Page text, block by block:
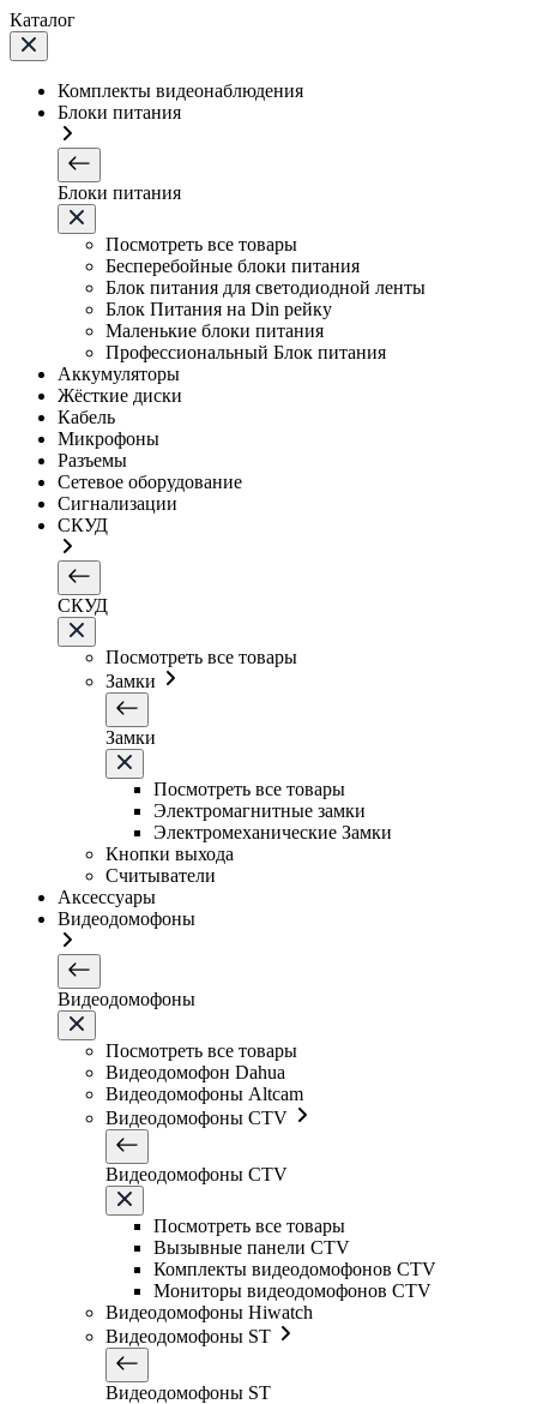
Каталог
Комплекты видеонаблюдения
Блоки питания
Блоки питания
Посмотреть все товары
Бесперебойные блоки питания
Блок питания для светодиодной ленты
Блок Питания на Din рейку
Маленькие блоки питания
Профессиональный Блок питания
Аккумуляторы
Жёсткие диски
Кабель
Микрофоны
Разъемы
Сетевое оборудование
Сигнализации
СКУД
СКУД
Посмотреть все товары
Замки
Замки
Посмотреть все товары
Электромагнитные замки
Электромеханические Замки
Кнопки выхода
Считыватели
Аксессуары
Видеодомофоны
Видеодомофоны
Посмотреть все товары
Видеодомофон Dahua
Видеодомофоны Altcam
Видеодомофоны CTV
Видеодомофоны CTV
Посмотреть все товары
Вызывные панели CTV
Комплекты видеодомофонов CTV
Мониторы видеодомофонов CTV
Видеодомофоны Hiwatch
Видеодомофоны ST
Видеодомофоны ST